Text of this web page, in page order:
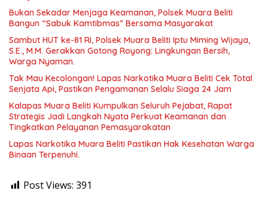
Bukan Sekadar Menjaga Keamanan, Polsek Muara Beliti
Bangun “Sabuk Kamtibmas” Bersama Masyarakat
Sambut HUT ke-81 RI, Polsek Muara Beliti Iptu Miming Wijaya,
S.E., M.M. Gerakkan Gotong Royong: Lingkungan Bersih,
Warga Nyaman.
Tak Mau Kecolongan! Lapas Narkotika Muara Beliti Cek Total
Senjata Api, Pastikan Pengamanan Selalu Siaga 24 Jam
Kalapas Muara Beliti Kumpulkan Seluruh Pejabat, Rapat
Strategis Jadi Langkah Nyata Perkuat Keamanan dan
Tingkatkan Pelayanan Pemasyarakatan
Lapas Narkotika Muara Beliti Pastikan Hak Kesehatan Warga
Binaan Terpenuhi.
Post Views: 391